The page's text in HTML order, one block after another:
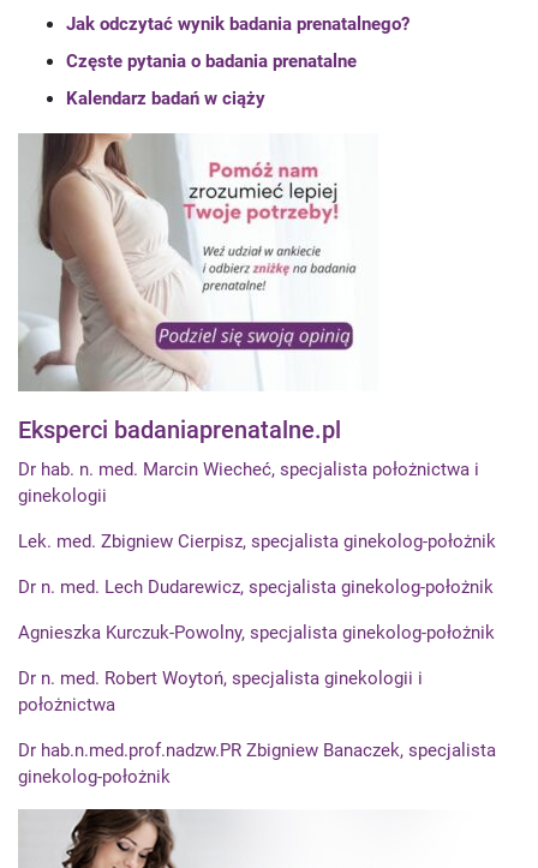
Jak odczytać wynik badania prenatalnego?
Częste pytania o badania prenatalne
Kalendarz badań w ciąży
Eksperci badaniaprenatalne.pl
Dr hab. n. med. Marcin Wiecheć, specjalista położnictwa i
ginekologii
Lek. med. Zbigniew Cierpisz, specjalista ginekolog-położnik
Dr n. med. Lech Dudarewicz, specjalista ginekolog-położnik
Agnieszka Kurczuk-Powolny, specjalista ginekolog-położnik
Dr n. med. Robert Woytoń, specjalista ginekologii i
położnictwa
Dr hab.n.med.prof.nadzw.PR Zbigniew Banaczek, specjalista
ginekolog-położnik